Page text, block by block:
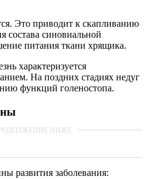
Это приводит к скапливанию
состава синовиальной
питания ткани хрящика.
характеризуется
На поздних стадиях недуг
функций голеностопа.
развития заболевания: